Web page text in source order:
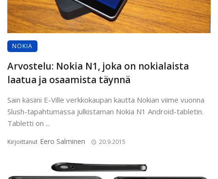
NOKIA
Arvostelu: Nokia N1, joka on nokialaista
laatua ja osaamista täynnä
Sain käsiini E-Ville verkkokaupan kautta Nokian viime vuonna
Slush-tapahtumassa julkistaman Nokia N1 Android-tabletin.
Tabletti on ...
Kirjoittanut Eero Salminen 20.9.2015